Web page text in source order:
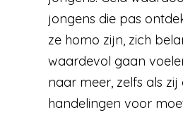
jongens die pas
ze homo zijn, zich
waardevol gaan
naar meer, zelfs als zij
handelingen voor